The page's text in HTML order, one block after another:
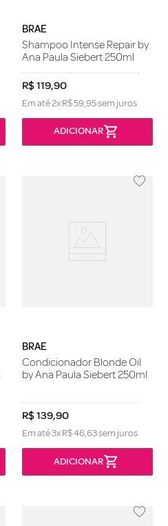
BRAE
Shampoo Intense Repair by
Ana Paula Siebert 250ml
R$119,90
Em até2xR$59,95sem juros
BRAE
Condicionador Blonde Oil
by Ana Paula Siebert 250ml
R$139,90
Em até3xR$46,63sem juros